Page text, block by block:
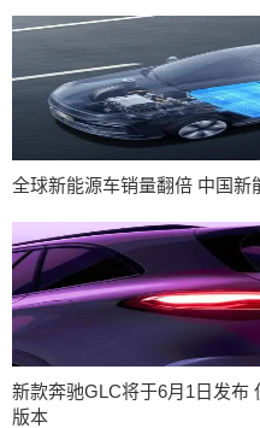
全球新能源车销量翻倍 中国新
新款奔驰GLC将于6月1日发布
版本